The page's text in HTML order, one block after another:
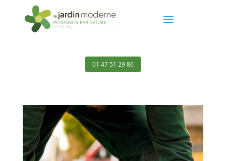
01 47 51 29 86